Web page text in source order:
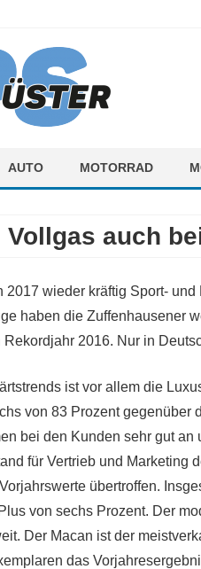
AUTO MOTORRAD
auch
2017 wieder kräftig Sport-
haben die Zuffenhausener
2016. Nur in
ist vor allem die
von 83 Prozent gegenüber
bei den Kunden sehr gut
für Vertrieb und Marketing
übertroffen.
von sechs Prozent. Der
Der Macan ist der
das